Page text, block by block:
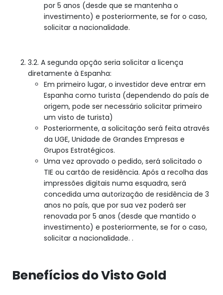
por 5 anos (desde que se mantenha o
investimento) e posteriormente, se for o caso,
solicitar a nacionalidade.
3.2. A segunda opção seria solicitar a licença
diretamente à Espanha:
Em primeiro lugar, o investidor deve entrar em
Espanha como turista (dependendo do país de
origem, pode ser necessário solicitar primeiro
um visto de turista)
Posteriormente, a solicitação será feita através
da UGE, Unidade de Grandes Empresas e
Grupos Estratégicos.
Uma vez aprovado o pedido, será solicitado o
TIE ou cartão de residência. Após a recolha das
impressões digitais numa esquadra, será
concedida uma autorização de residência de 3
anos no país, que por sua vez poderá ser
renovada por 5 anos (desde que mantido o
investimento) e posteriormente, se for o caso,
solicitar a nacionalidade. .
Benefícios do Visto Gold